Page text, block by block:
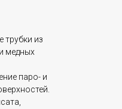
из
медных
паро- и